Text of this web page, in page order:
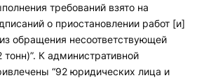
требований взято на
о приостановлении работ [и]
обращения несоответствующей
К административной
“92 юридических лица и